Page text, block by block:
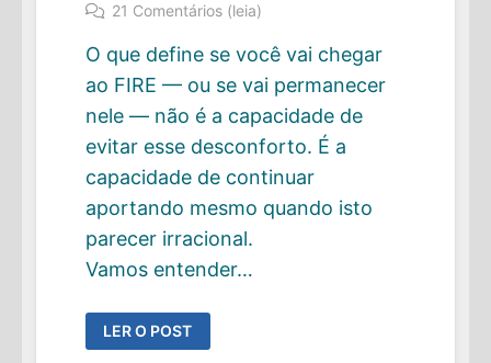
21 Comentários (leia)
O que define se você vai chegar
ao FIRE — ou se vai permanecer
nele — não é a capacidade de
evitar esse desconforto. É a
capacidade de continuar
aportando mesmo quando isto
parecer irracional.
Vamos entender…
O
PARADOXO
DO
LER O POST